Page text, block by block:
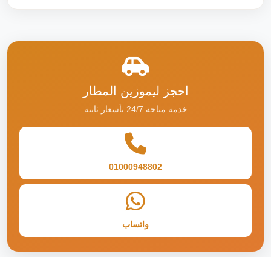
احجز ليموزين المطار
خدمة متاحة 24/7 بأسعار ثابتة
01000948802
واتساب